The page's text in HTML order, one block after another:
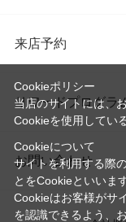
来店予約
リワードプログラ
お問い合わせ
Cookieポリシー
当店のサイトには、
Cookieを使用してい
Cookieについて
サイトを利用する際
とをCookieといいます
Cookieはお客様がサ
を認識できるよう、